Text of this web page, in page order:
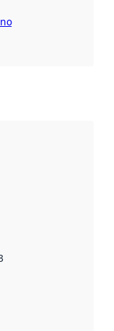
the data in this